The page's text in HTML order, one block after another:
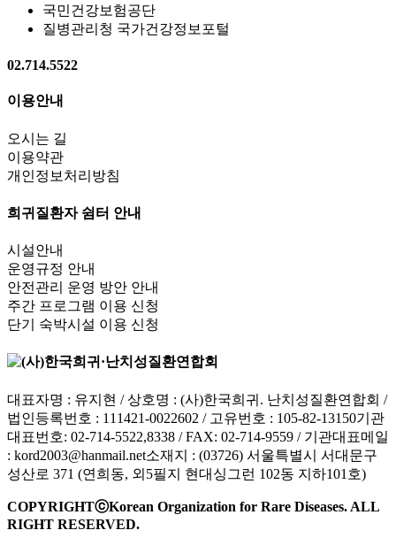
국민건강보험공단
질병관리청 국가건강정보포털
02.714.5522
이용안내
오시는 길
이용약관
개인정보처리방침
희귀질환자 쉼터 안내
시설안내
운영규정 안내
안전관리 운영 방안 안내
주간 프로그램 이용 신청
단기 숙박시설 이용 신청
대표자명 : 유지현 / 상호명 : (사)한국희귀. 난치성질환연합회 /
법인등록번호 : 111421-0022602 / 고유번호 : 105-82-13150기관
대표번호: 02-714-5522,8338 / FAX: 02-714-9559 / 기관대표메일
: kord2003@hanmail.net소재지 : (03726) 서울특별시 서대문구
성산로 371 (연희동, 외5필지 현대싱그런 102동 지하101호)
COPYRIGHTⓒKorean Organization for Rare Diseases. ALL
RIGHT RESERVED.